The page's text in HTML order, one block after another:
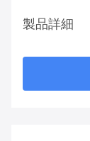
製品詳細